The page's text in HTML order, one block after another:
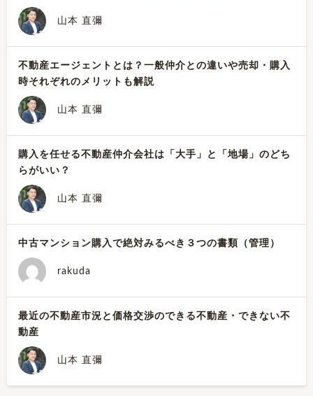
山本 直彌
不動産エージェントとは？一般仲介との違いや売却・購入
時それぞれのメリットも解説
山本 直彌
購入を任せる不動産仲介会社は「大手」と「地場」のどち
らがいい？
山本 直彌
中古マンション購入で絶対みるべき３つの書類（管理）
rakuda
最近の不動産市況と価格交渉のできる不動産・できない不
動産
山本 直彌